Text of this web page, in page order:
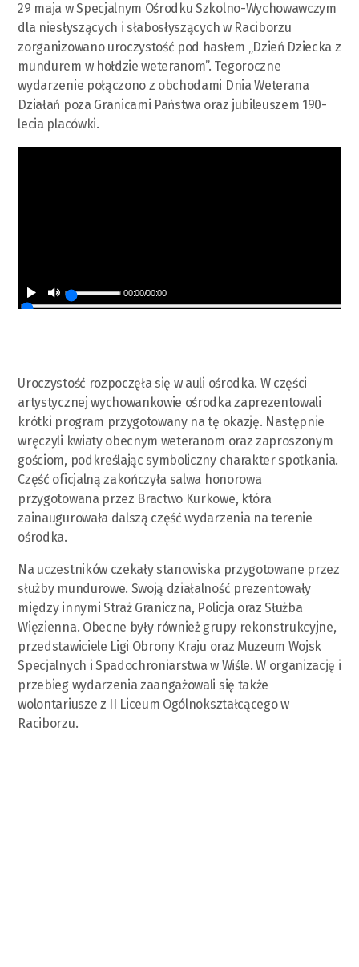
29 maja w Specjalnym Ośrodku Szkolno-Wychowawczym
dla niesłyszących i słabosłyszących w Raciborzu
zorganizowano uroczystość pod hasłem „Dzień Dziecka z
mundurem w hołdzie weteranom”. Tegoroczne
wydarzenie połączono z obchodami Dnia Weterana
Działań poza Granicami Państwa oraz jubileuszem 190-
lecia placówki.
00:00/00:00
Uroczystość rozpoczęła się w auli ośrodka. W części
artystycznej wychowankowie ośrodka zaprezentowali
krótki program przygotowany na tę okazję. Następnie
wręczyli kwiaty obecnym weteranom oraz zaproszonym
gościom, podkreślając symboliczny charakter spotkania.
Część oficjalną zakończyła salwa honorowa
przygotowana przez Bractwo Kurkowe, która
zainaugurowała dalszą część wydarzenia na terenie
ośrodka.
Na uczestników czekały stanowiska przygotowane przez
służby mundurowe. Swoją działalność prezentowały
między innymi Straż Graniczna, Policja oraz Służba
Więzienna. Obecne były również grupy rekonstrukcyjne,
przedstawiciele Ligi Obrony Kraju oraz Muzeum Wojsk
Specjalnych i Spadochroniarstwa w Wiśle. W organizację i
przebieg wydarzenia zaangażowali się także
wolontariusze z II Liceum Ogólnokształcącego w
Raciborzu.